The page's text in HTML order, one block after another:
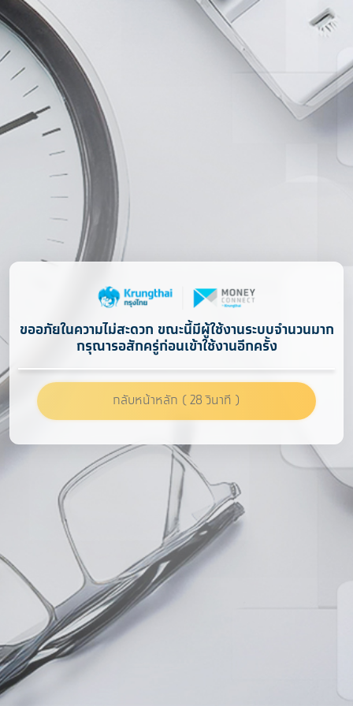
ขออภัยในความไม่สะดวก ขณะนี้มีผู้ใช้งานระบบจำนวนมาก
กรุณารอสักครู่ก่อนเข้าใช้งานอีกครั้ง
กลับหน้าหลัก ( 28 วินาที )